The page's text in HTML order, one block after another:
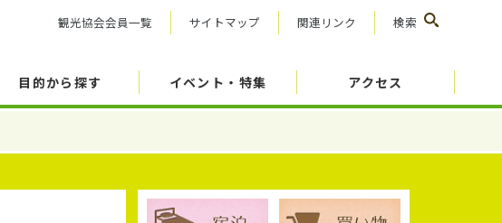
観光協会会員一覧 サイトマップ 関連リンク 検索
目的から探す イベント・特集 アクセス